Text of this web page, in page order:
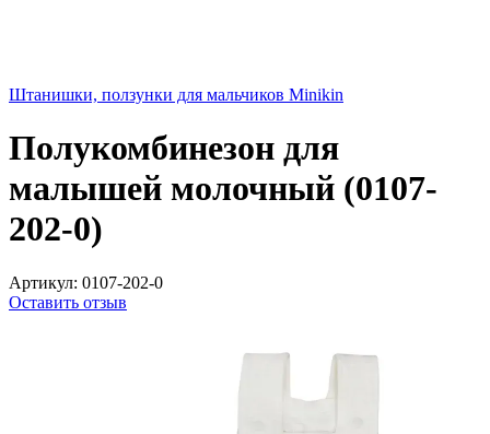
Штанишки, ползунки для мальчиков Minikin
Полукомбинезон для
малышей молочный (0107-
202-0)
Артикул: 0107-202-0
Оставить отзыв